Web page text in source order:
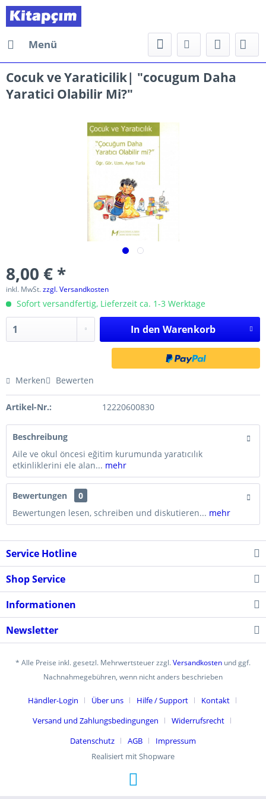
Menü
Cocuk ve Yaraticilik| "cocugum Daha
Yaratici Olabilir Mi?"
8,00 € *
inkl. MwSt.zzgl. Versandkosten
Sofort versandfertig, Lieferzeit ca. 1-3 Werktage
In den Warenkorb
Merken Bewerten
Artikel-Nr.: 12220600830
Beschreibung
Aile ve okul öncesi eğitim kurumunda yaratıcılık
etkinliklerini ele alan... mehr
Bewertungen
0
Bewertungen lesen, schreiben und diskutieren... mehr
Service Hotline
Shop Service
Informationen
Newsletter
* Alle Preise inkl. gesetzl. Mehrwertsteuer zzgl.Versandkosten und ggf.
Nachnahmegebühren, wenn nicht anders beschrieben
Händler-Login Über uns Hilfe / Support
Kontakt
Versand und Zahlungsbedingungen
Widerrufsrecht
Datenschutz
AGB
Impressum
Realisiert mit Shopware